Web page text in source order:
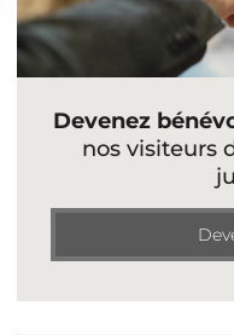
Devenez
nos visiteurs